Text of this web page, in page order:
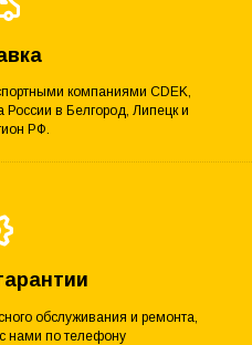
компаниями CDEK,
в Белгород, Липецк и
РФ.
обслуживания и ремонта,
нами по телефону